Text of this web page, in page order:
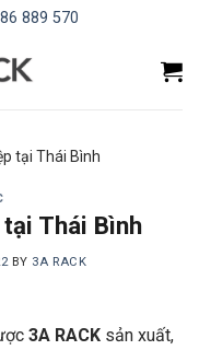
889 570
tại Thái Bình
Thái Bình
BY 3A RACK
3A RACK sản xuất,